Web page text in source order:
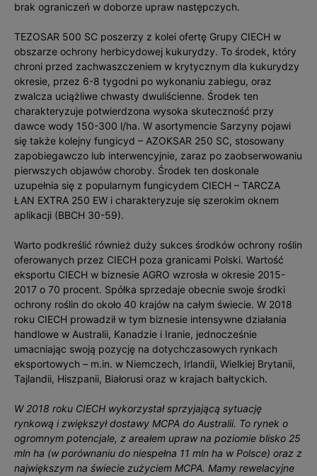
brak ograniczeń w doborze upraw następczych.
TEZOSAR 500 SC poszerzy z kolei ofertę Grupy CIECH w
obszarze ochrony herbicydowej kukurydzy. To środek, który
chroni przed zachwaszczeniem w krytycznym dla kukurydzy
okresie, przez 6-8 tygodni po wykonaniu zabiegu, oraz
zwalcza uciążliwe chwasty dwuliścienne. Środek ten
charakteryzuje potwierdzona wysoka skuteczność przy
dawce wody 150-300 l/ha. W asortymencie Sarzyny pojawi
się także kolejny fungicyd – AZOKSAR 250 SC, stosowany
zapobiegawczo lub interwencyjnie, zaraz po zaobserwowaniu
pierwszych objawów choroby. Środek ten doskonale
uzupełnia się z popularnym fungicydem CIECH – TARCZA
ŁAN EXTRA 250 EW i charakteryzuje się szerokim oknem
aplikacji (BBCH 30-59).
Warto podkreślić również duży sukces środków ochrony roślin
oferowanych przez CIECH poza granicami Polski. Wartość
eksportu CIECH w biznesie AGRO wzrosła w okresie 2015-
2017 o 70 procent. Spółka sprzedaje obecnie swoje środki
ochrony roślin do około 40 krajów na całym świecie. W 2018
roku CIECH prowadził w tym biznesie intensywne działania
handlowe w Australii, Kanadzie i Iranie, jednocześnie
umacniając swoją pozycję na dotychczasowych rynkach
eksportowych – m.in. w Niemczech, Irlandii, Wielkiej Brytanii,
Tajlandii, Hiszpanii, Białorusi oraz w krajach bałtyckich.
W 2018 roku CIECH wykorzystał sprzyjającą sytuację
rynkową i zwiększył dostawy MCPA do Australii. To rynek o
ogromnym potencjale, z areałem upraw na poziomie blisko 25
mln ha (w porównaniu do niespełna 11 mln ha w Polsce) oraz z
największym na świecie zużyciem MCPA. Mamy rewelacyjne